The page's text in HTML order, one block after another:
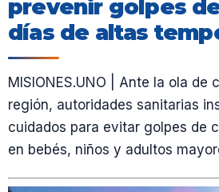
prevenir golpes
días de altas
MISIONES.UNO | Ante la ola de
región, autoridades sanitarias
cuidados para evitar golpes de
en bebés, niños y adultos